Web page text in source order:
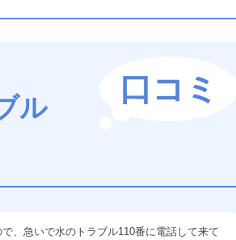
ル
口コミ
、急いで水のトラブル110番に電話して来て